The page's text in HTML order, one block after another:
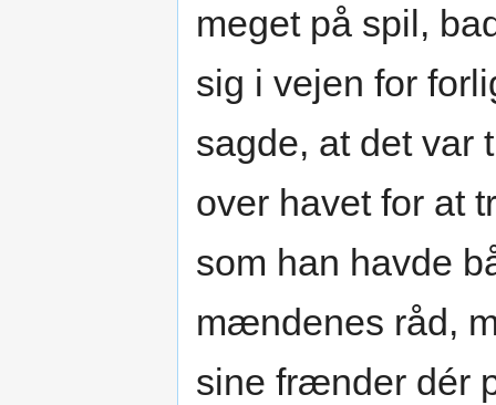
meget på spil,
sig i vejen for
sagde, at det var
over havet for at
som han havde
mændenes råd,
sine frænder dér